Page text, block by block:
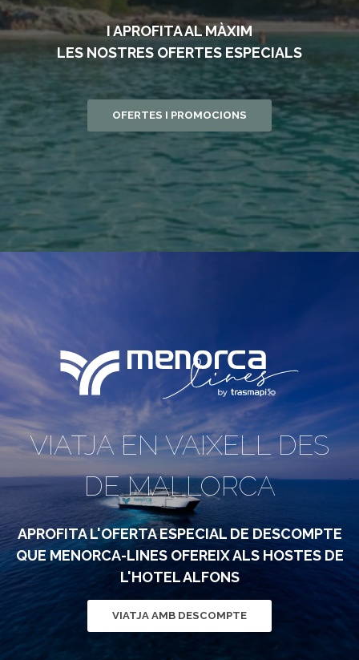
I APROFITA AL MÀXIM
LES NOSTRES OFERTES ESPECIALS
OFERTES I PROMOCIONS
VIATJA EN VAIXELL DES
DE MALLORCA
APROFITA L'OFERTA ESPECIAL DE DESCOMPTE
QUE MENORCA-LINES OFEREIX ALS HOSTES DE
L'HOTEL ALFONS
VIATJA AMB DESCOMPTE